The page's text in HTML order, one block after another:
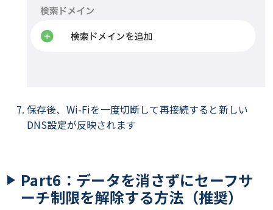
保存後、Wi-Fiを一度切断して再接続すると新しい
DNS設定が反映されます
Part6：データを消さずにセーフサ
ーチ制限を解除する方法（推奨）